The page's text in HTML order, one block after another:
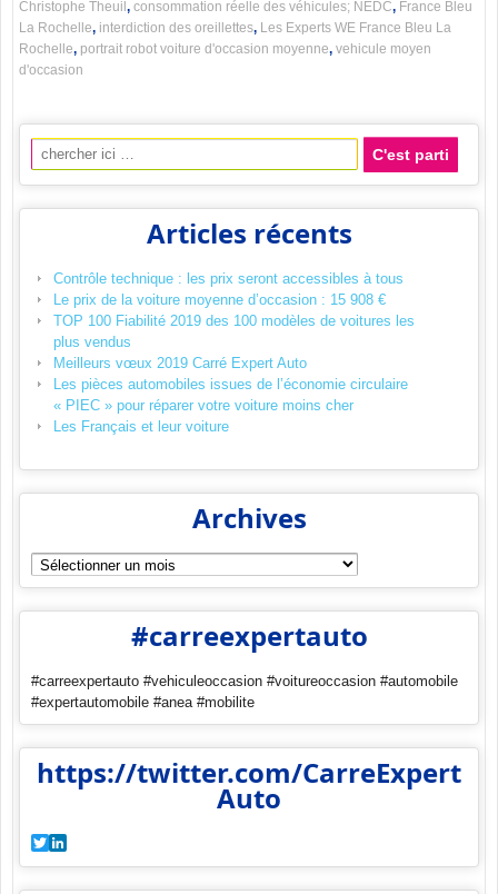
Christophe Theuil, consommation réelle des véhicules; NEDC, France Bleu
La Rochelle, interdiction des oreillettes, Les Experts WE France Bleu La
Rochelle, portrait robot voiture d'occasion moyenne, vehicule moyen
d'occasion
Recherche pour:
Articles récents
Contrôle technique : les prix seront accessibles à tous
Le prix de la voiture moyenne d’occasion : 15 908 €
TOP 100 Fiabilité 2019 des 100 modèles de voitures les
plus vendus
Meilleurs vœux 2019 Carré Expert Auto
Les pièces automobiles issues de l’économie circulaire
« PIEC » pour réparer votre voiture moins cher
Les Français et leur voiture
Archives
Archives
#carreexpertauto
#carreexpertauto #vehiculeoccasion #voitureoccasion #automobile
#expertautomobile #anea #mobilite
https://twitter.com/CarreExpert
Auto
Twitter